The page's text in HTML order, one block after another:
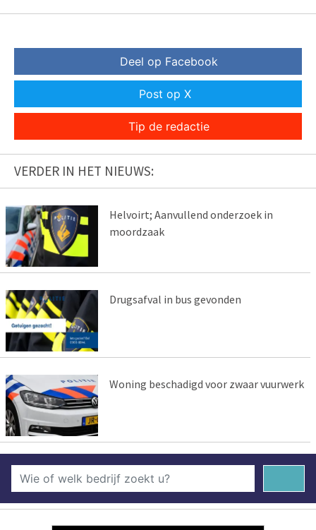
Deel op Facebook
Post op X
Tip de redactie
VERDER IN HET NIEUWS:
Helvoirt; Aanvullend onderzoek in
moordzaak
Drugsafval in bus gevonden
Woning beschadigd voor zwaar vuurwerk